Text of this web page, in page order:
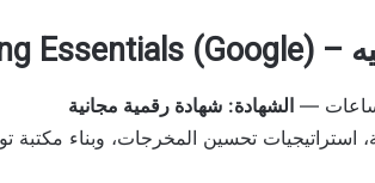
الشهادة: شهادة رقمية مجانية
استراتيجيات تحسين المخرجات، وبناء مكتبة